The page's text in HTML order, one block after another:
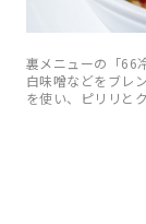
裏メニューの「66
白味噌などをブレ
を使い、ピリリと